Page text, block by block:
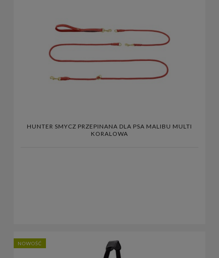
HUNTER SMYCZ PRZEPINANA DLA PSA MALIBU MULTI
KORALOWA
NOWOŚĆ